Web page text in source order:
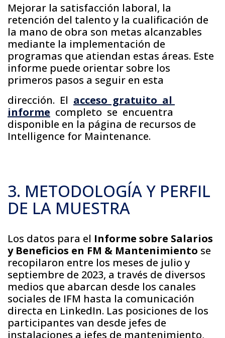
Mejorar la satisfacción laboral, la
retención del talento y la cualificación de
la mano de obra son metas alcanzables
mediante la implementación de
programas que atiendan estas áreas. Este
informe puede orientar sobre los
primeros pasos a seguir en esta
dirección. El acceso gratuito al
informe completo se encuentra
disponible en la página de recursos de
Intelligence for Maintenance.
3. METODOLOGÍA Y PERFIL
DE LA MUESTRA
Los datos para el Informe sobre Salarios
y Beneficios en FM & Mantenimiento se
recopilaron entre los meses de julio y
septiembre de 2023, a través de diversos
medios que abarcan desde los canales
sociales de IFM hasta la comunicación
directa en LinkedIn. Las posiciones de los
participantes van desde jefes de
instalaciones a jefes de mantenimiento,